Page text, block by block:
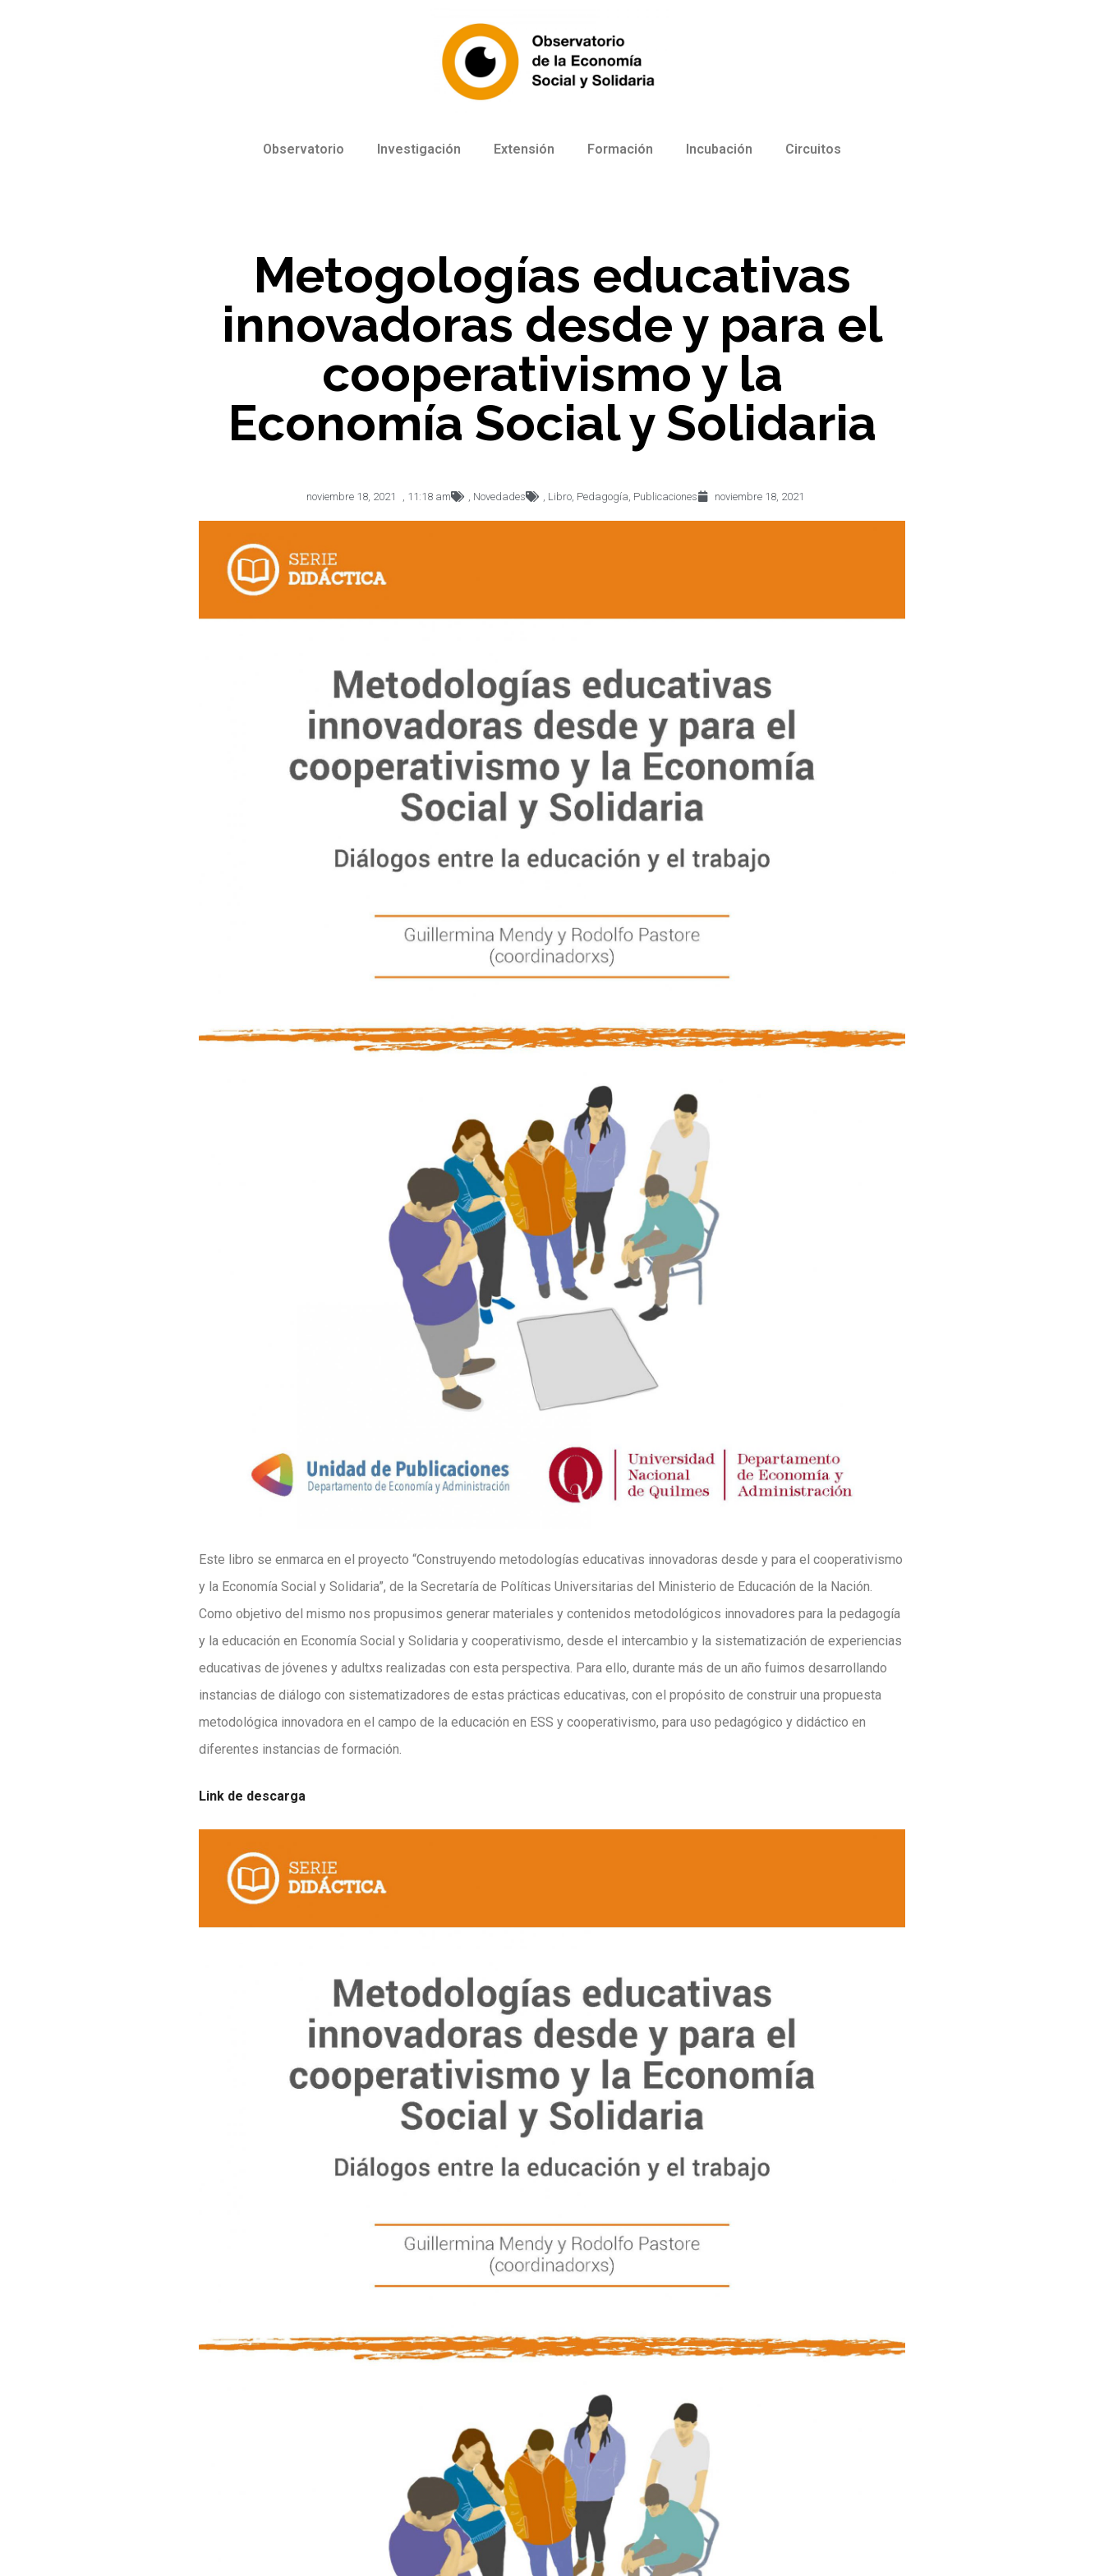
Observatorio Investigación Extensión Formación Incubación Circuitos
Metogologías educativas
innovadoras desde y para el
cooperativismo y la
Economía Social y Solidaria
noviembre 18, 2021 11:18 am Novedades Libro Pedagogía Publicaciones noviembre 18, 2021
Este libro se enmarca en el proyecto “Construyendo metodologías educativas innovadoras desde y para el cooperativismo
y la Economía Social y Solidaria”, de la Secretaría de Políticas Universitarias del Ministerio de Educación de la Nación.
Como objetivo del mismo nos propusimos generar materiales y contenidos metodológicos innovadores para la pedagogía
y la educación en Economía Social y Solidaria y cooperativismo, desde el intercambio y la sistematización de experiencias
educativas de jóvenes y adultxs realizadas con esta perspectiva. Para ello, durante más de un año fuimos desarrollando
instancias de diálogo con sistematizadores de estas prácticas educativas, con el propósito de construir una propuesta
metodológica innovadora en el campo de la educación en ESS y cooperativismo, para uso pedagógico y didáctico en
diferentes instancias de formación.
Link de descarga